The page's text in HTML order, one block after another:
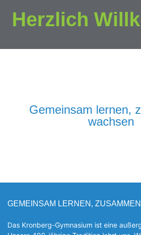
Herzlich
Gemeinsam lernen,
wachsen
GEMEINSAM LERNEN,
Das Kronberg-Gymnasium ist eine